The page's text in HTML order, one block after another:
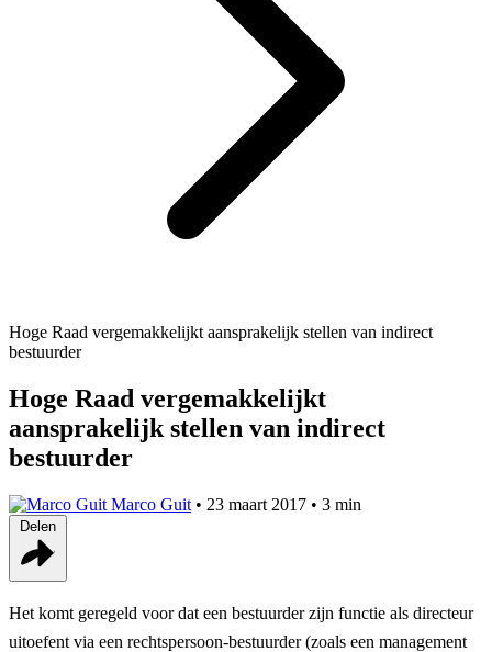
Hoge Raad vergemakkelijkt aansprakelijk stellen van indirect
bestuurder
Hoge Raad vergemakkelijkt
aansprakelijk stellen van indirect
bestuurder
Marco Guit • 23 maart 2017 • 3 min
Het komt geregeld voor dat een bestuurder zijn functie als directeur
uitoefent via een rechtspersoon-bestuurder (zoals een management